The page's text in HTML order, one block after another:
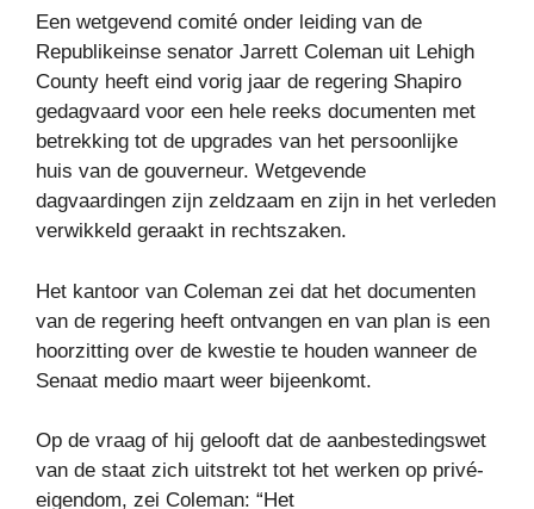
Een wetgevend comité onder leiding van de
Republikeinse senator Jarrett Coleman uit Lehigh
County heeft eind vorig jaar de regering Shapiro
gedagvaard voor een hele reeks documenten met
betrekking tot de upgrades van het persoonlijke
huis van de gouverneur. Wetgevende
dagvaardingen zijn zeldzaam en zijn in het verleden
verwikkeld geraakt in rechtszaken.
Het kantoor van Coleman zei dat het documenten
van de regering heeft ontvangen en van plan is een
hoorzitting over de kwestie te houden wanneer de
Senaat medio maart weer bijeenkomt.
Op de vraag of hij gelooft dat de aanbestedingswet
van de staat zich uitstrekt tot het werken op privé-
eigendom, zei Coleman: “Het